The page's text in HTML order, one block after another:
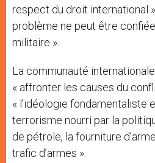
respect du droit international
problème ne peut être
militaire ».
La communauté
« affronter les causes du
« l’idéologie fondamentaliste
terrorisme nourri par la
de pétrole, la fourniture
trafic d’armes ».